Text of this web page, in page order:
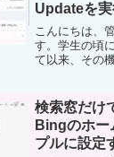
Updateを
こんにちは、
す。学生の頃
て以来、その
機能や便利な
趣味としてい
検索窓だけ
Bingのホー
プルに設定